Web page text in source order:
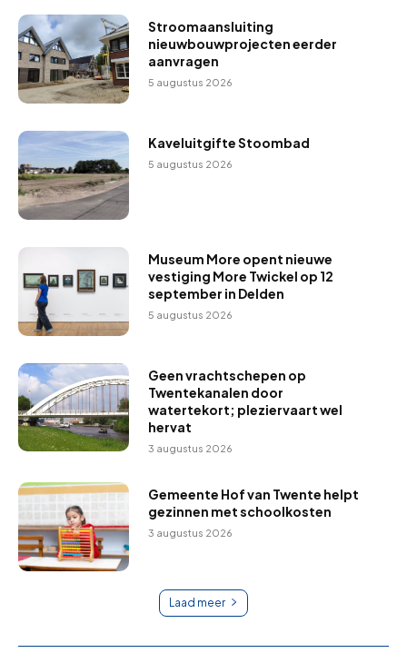
Stroomaansluiting
nieuwbouwprojecten eerder
aanvragen
5 augustus 2026
Kaveluitgifte Stoombad
5 augustus 2026
Museum More opent nieuwe
vestiging More Twickel op 12
september in Delden
5 augustus 2026
Geen vrachtschepen op
Twentekanalen door
watertekort; pleziervaart wel
hervat
3 augustus 2026
Gemeente Hof van Twente helpt
gezinnen met schoolkosten
3 augustus 2026
Laad meer